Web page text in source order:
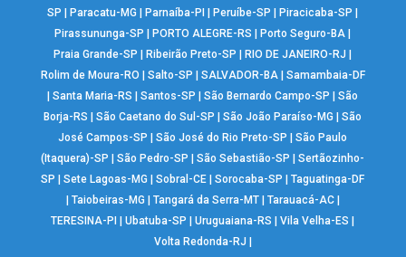
SP
Paracatu-MG Parnaíba-PI Peruíbe-SP Piracicaba-SP
Pirassununga-SP
PORTO ALEGRE-RS Porto Seguro-BA
Praia Grande-SP
Ribeirão Preto-SP RIO DE JANEIRO-RJ
Rolim de Moura-RO
Salto-SP SALVADOR-BA| Samambaia-DF
|Santa Maria-RS |Santos-SP |São Bernardo Campo-SP |São
Borja-RS
|São Caetano do Sul-SP |São João Paraíso-MG |São
José Campos-SP
|São José do Rio Preto-SP |São Paulo
(Itaquera)-SP
|São Pedro-SP |São Sebastião-SP |Sertãozinho-
SP
|Sete Lagoas-MG |Sobral-CE |Sorocaba-SP |Taguatinga-DF
Taiobeiras-MG Tangará da Serra-MT| Tarauacá-AC|
TERESINA-PI
|Ubatuba-SP |Uruguaiana-RS |Vila Velha-ES
Volta Redonda-RJ